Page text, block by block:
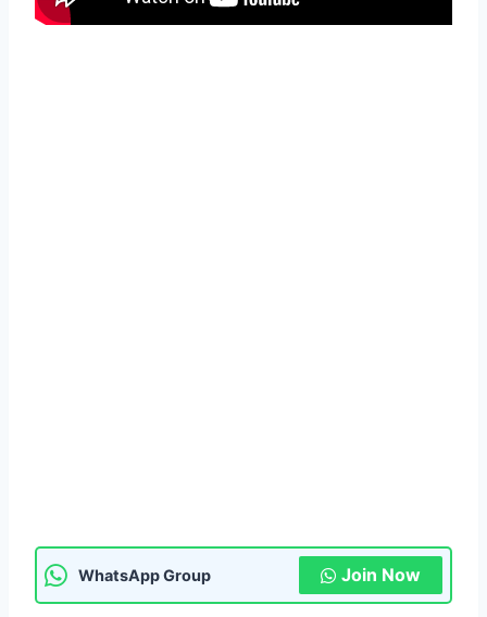
WhatsApp Group Join Now